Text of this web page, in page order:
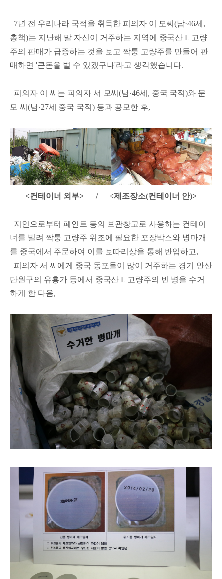
7년 전 우리나라 국적을 취득한 피의자 이 모씨(남·46세,
총책)는 지난해 말 자신이 거주하는 지역에 중국산 L 고량
주의 판매가 급증하는 것을 보고 짝퉁 고량주를 만들어 판
매하면 '큰돈을 벌 수 있겠구나'라고 생각했습니다.
피의자 이 씨는 피의자 서 모씨(남·46세, 중국 국적)와 문
모 씨(남·27세 중국 국적) 등과 공모한 후,
<컨테이너 외부> / <제조장소(컨테이너 안)>
지인으로부터 페인트 등의 보관창고로 사용하는 컨테이
너를 빌려 짝퉁 고량주 위조에 필요한 포장박스와 병마개
를 중국에서 주문하여 이를 보따리상을 통해 반입하고,
피의자 서 씨에게 중국 동포들이 많이 거주하는 경기 안산
단원구의 유흥가 등에서 중국산 L 고량주의 빈 병을 수거
하게 한 다음,